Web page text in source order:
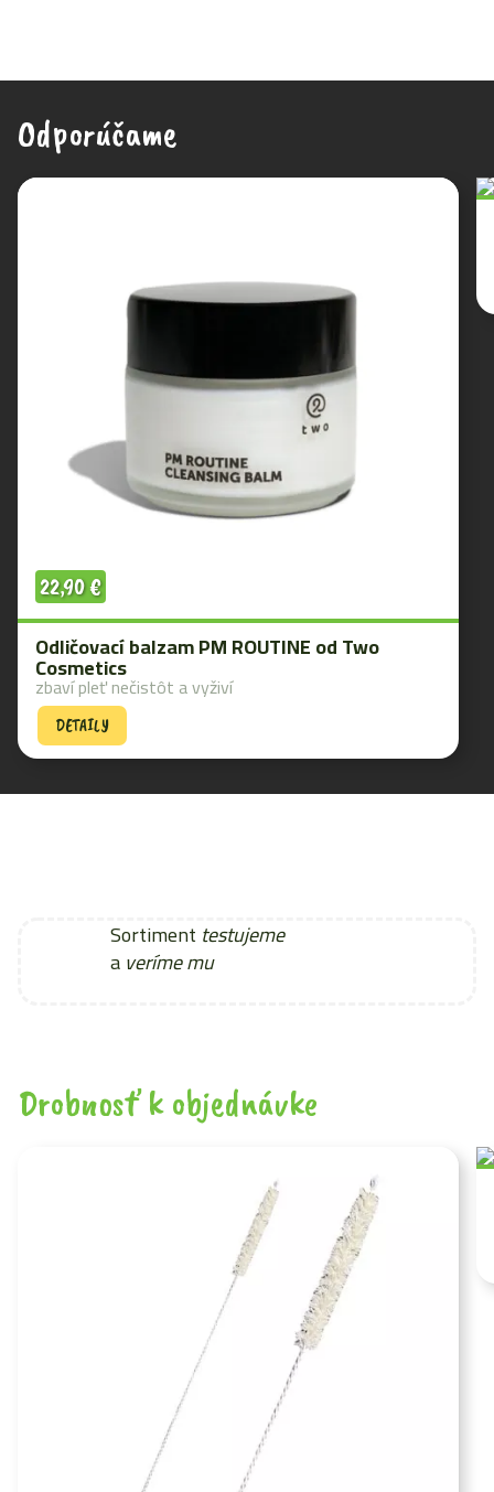
Odporúčame
Odličovací balzam PM ROUTINE od Two
Cosmetics
22,90€
zbaví pleť nečistôt a vyživí
DETAILY
Sortiment testujeme
averíme mu
Drobnosť k objednávke